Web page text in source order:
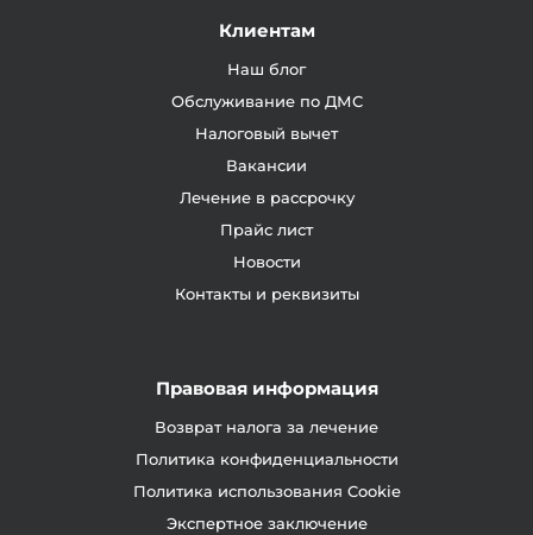
Клиентам
Наш блог
Обслуживание по ДМС
Налоговый вычет
Вакансии
Лечение в рассрочку
Прайс лист
Новости
Контакты и реквизиты
Правовая информация
Возврат налога за лечение
Политика конфиденциальности
Политика использования Cookie
Экспертное заключение